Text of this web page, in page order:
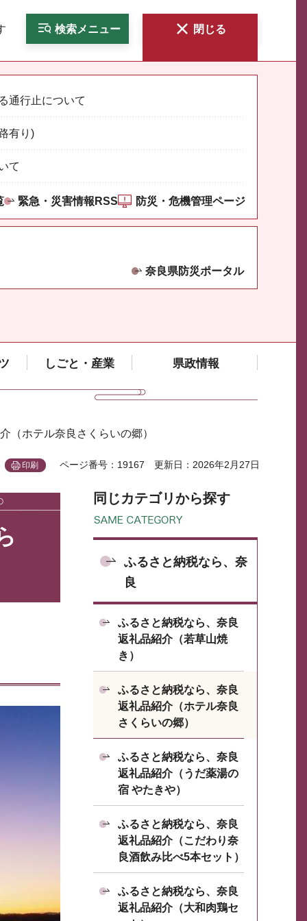
検索メニュー 閉じる
通行止について
有り)
て
緊急・災害情報RSS 防災・危機管理ページ
奈良県防災ポータル
しごと・産業 県政情報
（ホテル奈良さくらいの郷）
印刷 ページ番号：19167 更新日：2026年2月27日
同じカテゴリから探す
ふるさと納税なら、奈
良
ふるさと納税なら、奈良
返礼品紹介（若草山焼
き）
ふるさと納税なら、奈良
返礼品紹介（ホテル奈良
さくらいの郷）
ふるさと納税なら、奈良
返礼品紹介（うだ薬湯の
宿 やたきや）
ふるさと納税なら、奈良
返礼品紹介（こだわり奈
良酒飲み比べ5本セット）
ふるさと納税なら、奈良
返礼品紹介（大和肉鶏セ